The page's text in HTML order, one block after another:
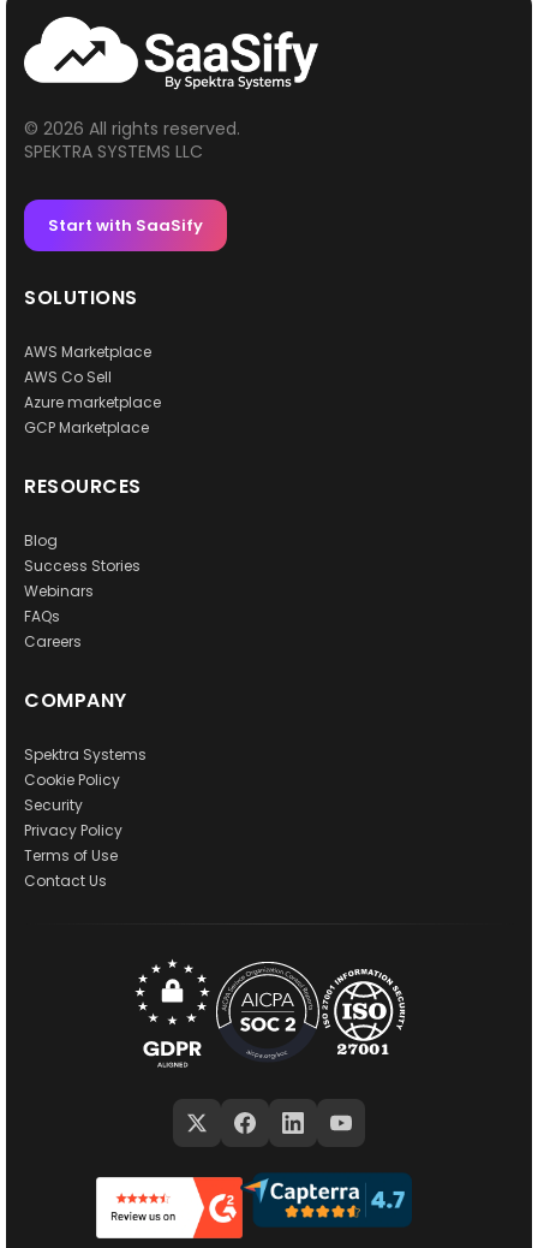
© 2026 All rights reserved.
SPEKTRA SYSTEMS LLC
Start with SaaSify
SOLUTIONS
AWS Marketplace
AWS Co Sell
Azure marketplace
GCP Marketplace
RESOURCES
Blog
Success Stories
Webinars
FAQs
Careers
COMPANY
Spektra Systems
Cookie Policy
Security
Privacy Policy
Terms of Use
Contact Us